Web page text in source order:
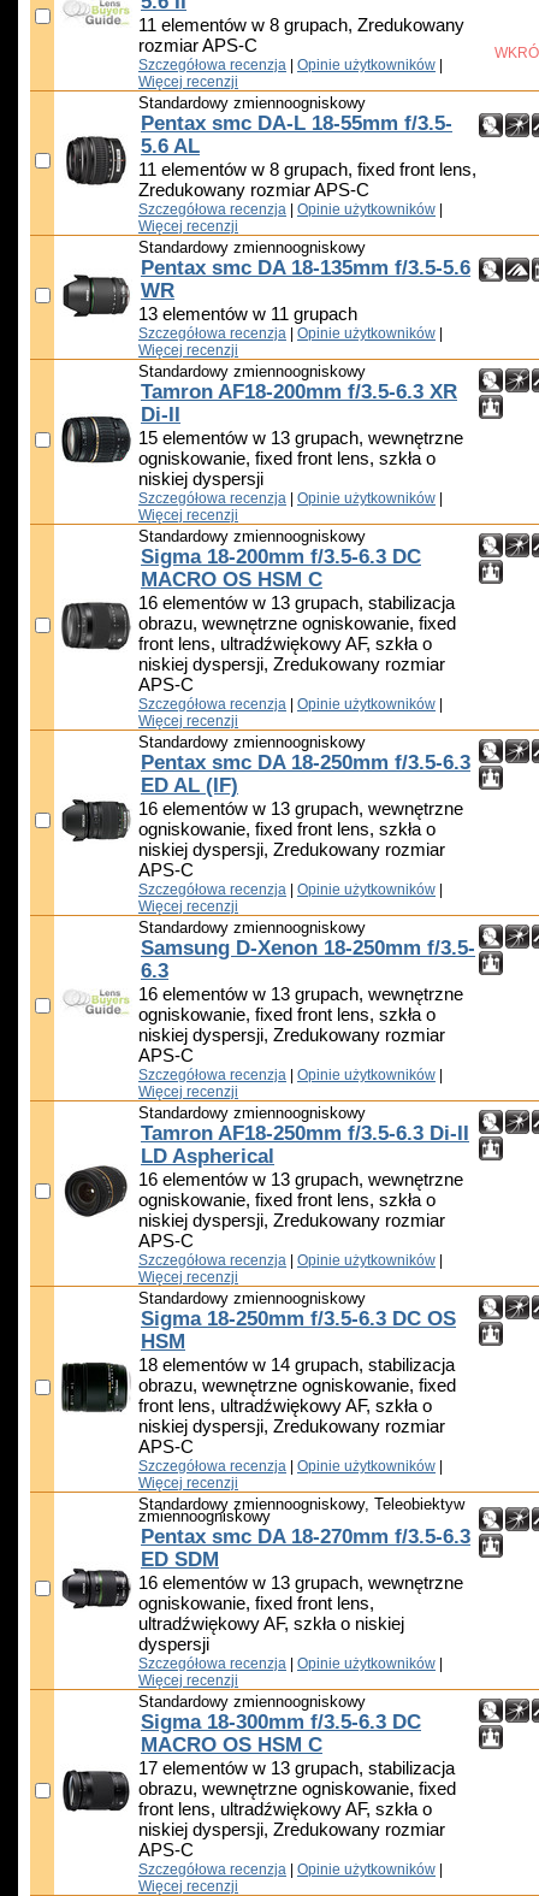
11 elementów w 8 grupach, Zredukowany
rozmiar APS-C
Szczegółowa recenzja Opinie użytkowników
Więcej recenzji
Standardowy zmiennoogniskowy
Pentax smc DA-L 18-55mm f/3.5-
5.6 AL
11 elementów w 8 grupach, fixed front lens,
Zredukowany rozmiar APS-C
Szczegółowa recenzja Opinie użytkowników
Więcej recenzji
Standardowy zmiennoogniskowy
Pentax smc DA 18-135mm f/3.5-5.6
WR
13 elementów w 11 grupach
Szczegółowa recenzja Opinie użytkowników
Więcej recenzji
Standardowy zmiennoogniskowy
Tamron AF18-200mm f/3.5-6.3 XR
Di-II
15 elementów w 13 grupach, wewnętrzne
ogniskowanie, fixed front lens, szkła o
niskiej dyspersji
Szczegółowa recenzja Opinie użytkowników
Więcej recenzji
Standardowy zmiennoogniskowy
Sigma 18-200mm f/3.5-6.3 DC
MACRO OS HSM C
16 elementów w 13 grupach, stabilizacja
obrazu, wewnętrzne ogniskowanie, fixed
front lens, ultradźwiękowy AF, szkła o
niskiej dyspersji, Zredukowany rozmiar
APS-C
Szczegółowa recenzja Opinie użytkowników
Więcej recenzji
Standardowy zmiennoogniskowy
Pentax smc DA 18-250mm f/3.5-6.3
ED AL (IF)
16 elementów w 13 grupach, wewnętrzne
ogniskowanie, fixed front lens, szkła o
niskiej dyspersji, Zredukowany rozmiar
APS-C
Szczegółowa recenzja Opinie użytkowników
Więcej recenzji
Standardowy zmiennoogniskowy
Samsung D-Xenon 18-250mm f/3.5-
6.3
16 elementów w 13 grupach, wewnętrzne
ogniskowanie, fixed front lens, szkła o
niskiej dyspersji, Zredukowany rozmiar
APS-C
Szczegółowa recenzja Opinie użytkowników
Więcej recenzji
Standardowy zmiennoogniskowy
Tamron AF18-250mm f/3.5-6.3 Di-II
LD Aspherical
16 elementów w 13 grupach, wewnętrzne
ogniskowanie, fixed front lens, szkła o
niskiej dyspersji, Zredukowany rozmiar
APS-C
Szczegółowa recenzja Opinie użytkowników
Więcej recenzji
Standardowy zmiennoogniskowy
Sigma 18-250mm f/3.5-6.3 DC OS
HSM
18 elementów w 14 grupach, stabilizacja
obrazu, wewnętrzne ogniskowanie, fixed
front lens, ultradźwiękowy AF, szkła o
niskiej dyspersji, Zredukowany rozmiar
APS-C
Szczegółowa recenzja Opinie użytkowników
Więcej recenzji
Standardowy zmiennoogniskowy, Teleobiektyw
zmiennoogniskowy
Pentax smc DA 18-270mm f/3.5-6.3
ED SDM
16 elementów w 13 grupach, wewnętrzne
ogniskowanie, fixed front lens,
ultradźwiękowy AF, szkła o niskiej
dyspersji
Szczegółowa recenzja Opinie użytkowników
Więcej recenzji
Standardowy zmiennoogniskowy
Sigma 18-300mm f/3.5-6.3 DC
MACRO OS HSM C
17 elementów w 13 grupach, stabilizacja
obrazu, wewnętrzne ogniskowanie, fixed
front lens, ultradźwiękowy AF, szkła o
niskiej dyspersji, Zredukowany rozmiar
APS-C
Szczegółowa recenzja Opinie użytkowników
Więcej recenzji